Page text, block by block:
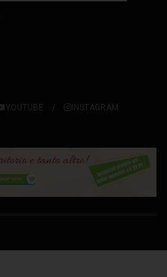
YOUTUBE INSTAGRAM